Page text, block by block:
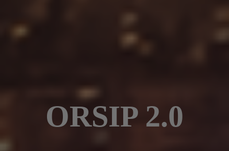
ORSIP 2.0